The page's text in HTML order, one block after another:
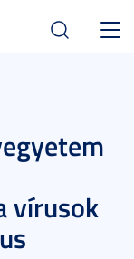
vírusok